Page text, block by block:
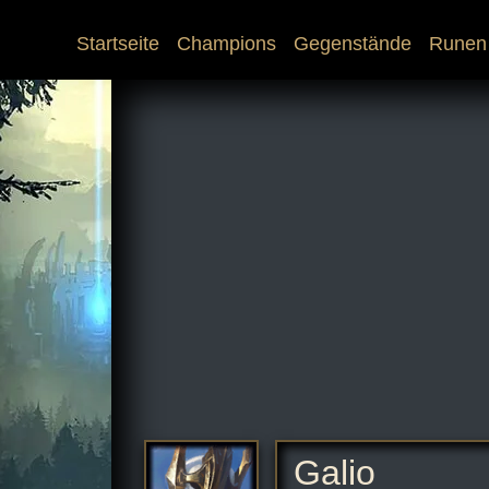
Startseite(current)
Champions Gegenstände Runen
Galio